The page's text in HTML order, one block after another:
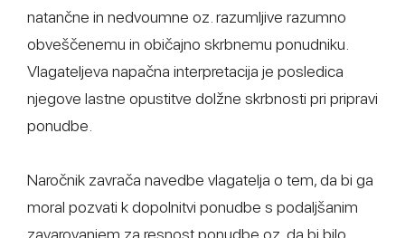
natančne in nedvoumne oz. razumljive razumno
obveščenemu in običajno skrbnemu ponudniku.
Vlagateljeva napačna interpretacija je posledica
njegove lastne opustitve dolžne skrbnosti pri pripravi
ponudbe.
Naročnik zavrača navedbe vlagatelja o tem, da bi ga
moral pozvati k dopolnitvi ponudbe s podaljšanim
zavarovanjem za resnost ponudbe oz. da bi bilo